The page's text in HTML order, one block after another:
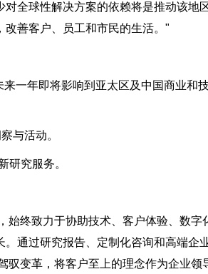
全球性解决方案的依赖将是推动该地
善客户、员工和市民的生活。"
一年即将影响到亚太区及中国商业和
与活动。
究服务。
终致力于协助技术、客户体验、数字
通过研究报告、定制化咨询和高端企
驭变革，将客户至上的理念作为企业领